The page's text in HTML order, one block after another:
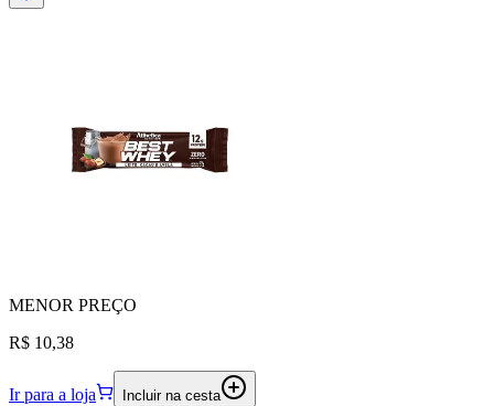
MENOR PREÇO
R$ 10,38
Ir para a loja Incluir na cesta